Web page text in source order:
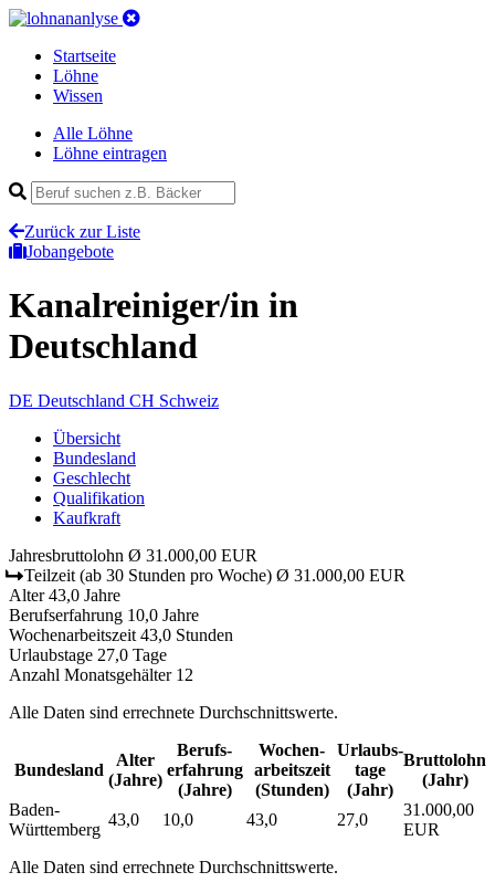
Startseite
Löhne
Wissen
Alle Löhne
Löhne eintragen
Zurück zur Liste
Jobangebote
Kanalreiniger/in in
Deutschland
DE Deutschland CH Schweiz
Übersicht
Bundesland
Geschlecht
Qualifikation
Kaufkraft
Jahresbruttolohn Ø 31.000,00 EUR
Teilzeit (ab 30 Stunden pro Woche) Ø 31.000,00 EUR
Alter 43,0 Jahre
Berufserfahrung 10,0 Jahre
Wochenarbeitszeit 43,0 Stunden
Urlaubstage 27,0 Tage
Anzahl Monatsgehälter 12
Alle Daten sind errechnete Durchschnittswerte.
Bundesland
Alter
(Jahre)
Berufs­
erfahrung
(Jahre)
Wochen­
arbeitszeit
(Stunden)
Urlaubs­
tage
(Jahr)
Bruttolohn
(Jahr)
Baden-
Württemberg
43,0 10,0 43,0 27,0
31.000,00
EUR
Alle Daten sind errechnete Durchschnittswerte.